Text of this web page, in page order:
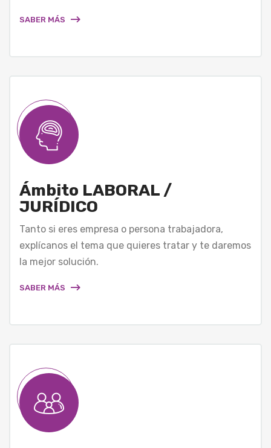
SABER MÁS
Ámbito LABORAL /
JURÍDICO
Tanto si eres empresa o persona trabajadora,
explícanos el tema que quieres tratar y te daremos
la mejor solución.
SABER MÁS